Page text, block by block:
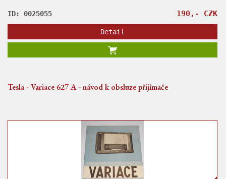
ID: 0025055 190,- CZK
Detail
Tesla - Variace 627 A - návod k obsluze přijímače